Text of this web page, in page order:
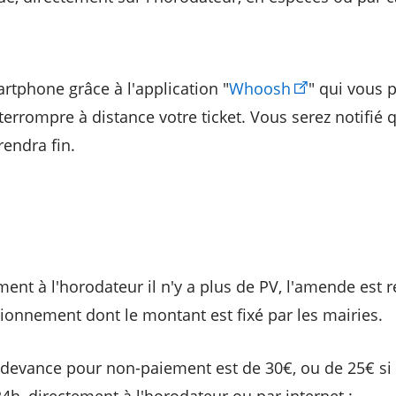
grâce à l'application "Whoosh
" qui vous
à distance votre ticket. Vous serez notifié
fin.
à l'horodateur il n'y a plus de PV, l'amende est
dont le montant est fixé par les mairies.
pour non-paiement est de 30€, ou de 25€